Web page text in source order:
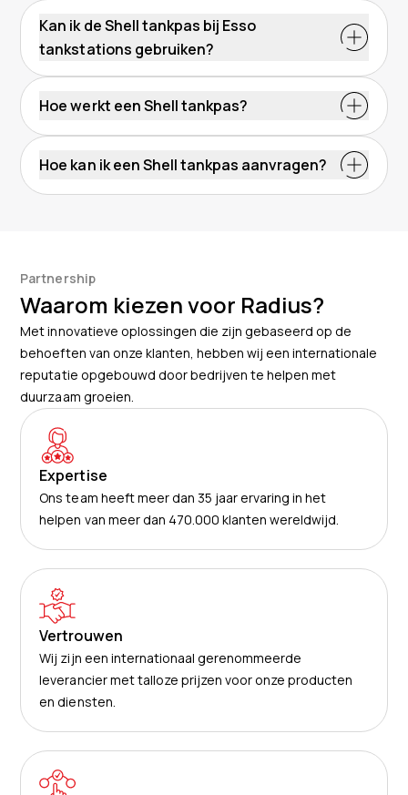
Kan ik de Shell tankpas bij Esso
tankstations gebruiken?
Esso tankpas
Hoe werkt een Shell tankpas?
Hoe kan ik een Shell tankpas aanvragen?
Partnership
Waarom kiezen voor Radius?
Met innovatieve oplossingen die zijn gebaseerd op de
behoeften van onze klanten, hebben wij een internationale
reputatie opgebouwd door bedrijven te helpen met
duurzaam groeien.
Expertise
Ons team heeft meer dan 35 jaar ervaring in het
helpen van meer dan 470.000 klanten wereldwijd.
Vertrouwen
Wij zijn een internationaal gerenommeerde
leverancier met talloze prijzen voor onze producten
en diensten.